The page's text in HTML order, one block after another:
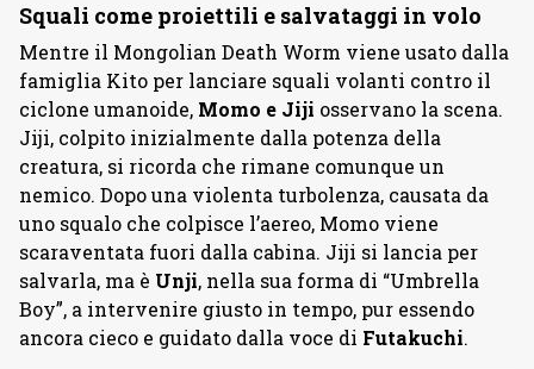
Squali come proiettili e salvataggi in volo
Mentre il Mongolian Death Worm viene usato dalla
famiglia Kito per lanciare squali volanti contro il
ciclone umanoide, Momo e Jiji osservano la scena.
Jiji, colpito inizialmente dalla potenza della
creatura, si ricorda che rimane comunque un
nemico. Dopo una violenta turbolenza, causata da
uno squalo che colpisce l’aereo, Momo viene
scaraventata fuori dalla cabina. Jiji si lancia per
salvarla, ma è Unji, nella sua forma di “Umbrella
Boy”, a intervenire giusto in tempo, pur essendo
ancora cieco e guidato dalla voce di Futakuchi.